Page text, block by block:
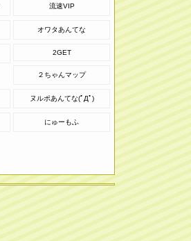
流速VIP
オワタあんてな
2GET
２ちゃんマップ
ヌルポあんてな(ﾟДﾟ)
にゅーもふ